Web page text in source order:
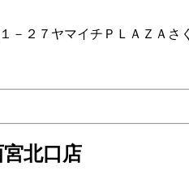
－２７ヤマイチＰＬＡＺＡさ
北口店